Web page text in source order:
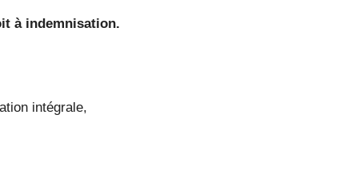
à indemnisation.
intégrale,